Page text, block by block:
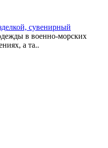
сувенирный
в военно-морских
а та..